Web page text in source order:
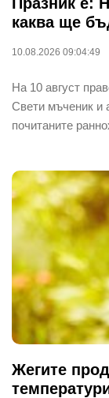
каква ще
10.08.2026 09:04:49
На 10 август
Свети мъченик и
почитаните
Жегите